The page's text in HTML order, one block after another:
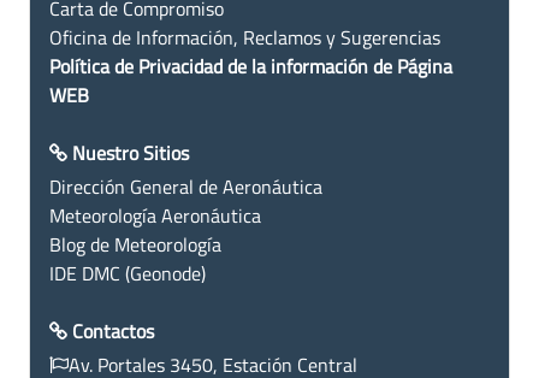
Carta de Compromiso
Oficina de Información, Reclamos y Sugerencias
Política de Privacidad de la información de Página
WEB
Nuestro Sitios
Dirección General de Aeronáutica
Meteorología Aeronáutica
Blog de Meteorología
IDE DMC (Geonode)
Contactos
Av. Portales 3450, Estación Central